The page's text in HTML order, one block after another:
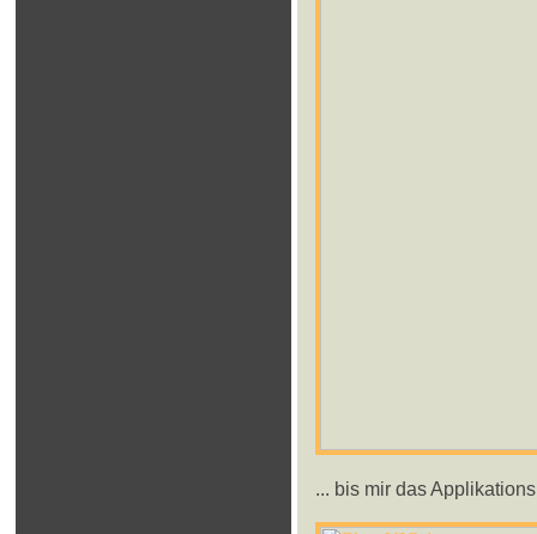
... bis mir das